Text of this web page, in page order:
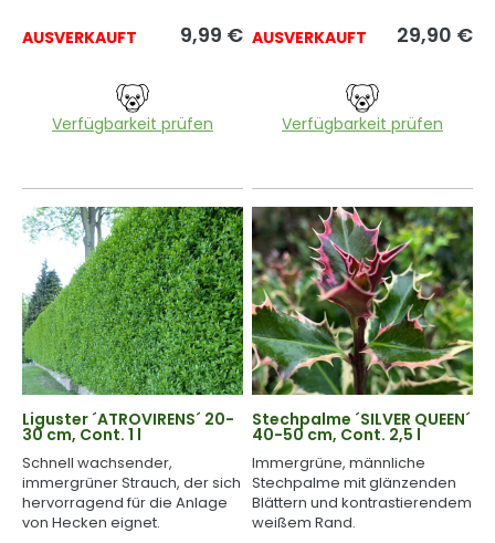
AUSVERKAUFT 9,99 €
Verfügbarkeit prüfen
AUSVERKAUFT 29,90 €
Verfügbarkeit prüfen
Liguster ´ATROVIRENS´ 20-
30 cm, Cont. 1 l
Schnell wachsender,
immergrüner Strauch, der sich
hervorragend für die Anlage
von Hecken eignet.
Stechpalme ´SILVER QUEEN´
40-50 cm, Cont. 2,5 l
Immergrüne, männliche
Stechpalme mit glänzenden
Blättern und kontrastierendem
weißem Rand.